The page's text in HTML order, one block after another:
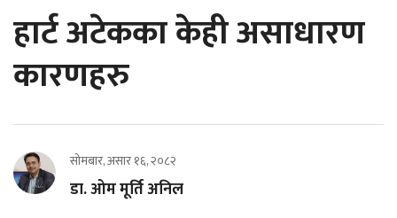
हार्ट अटेकका केही असाधारण
कारणहरु
सोमबार, असार १६, २०८२
डा. ओम मूर्ति अनिल